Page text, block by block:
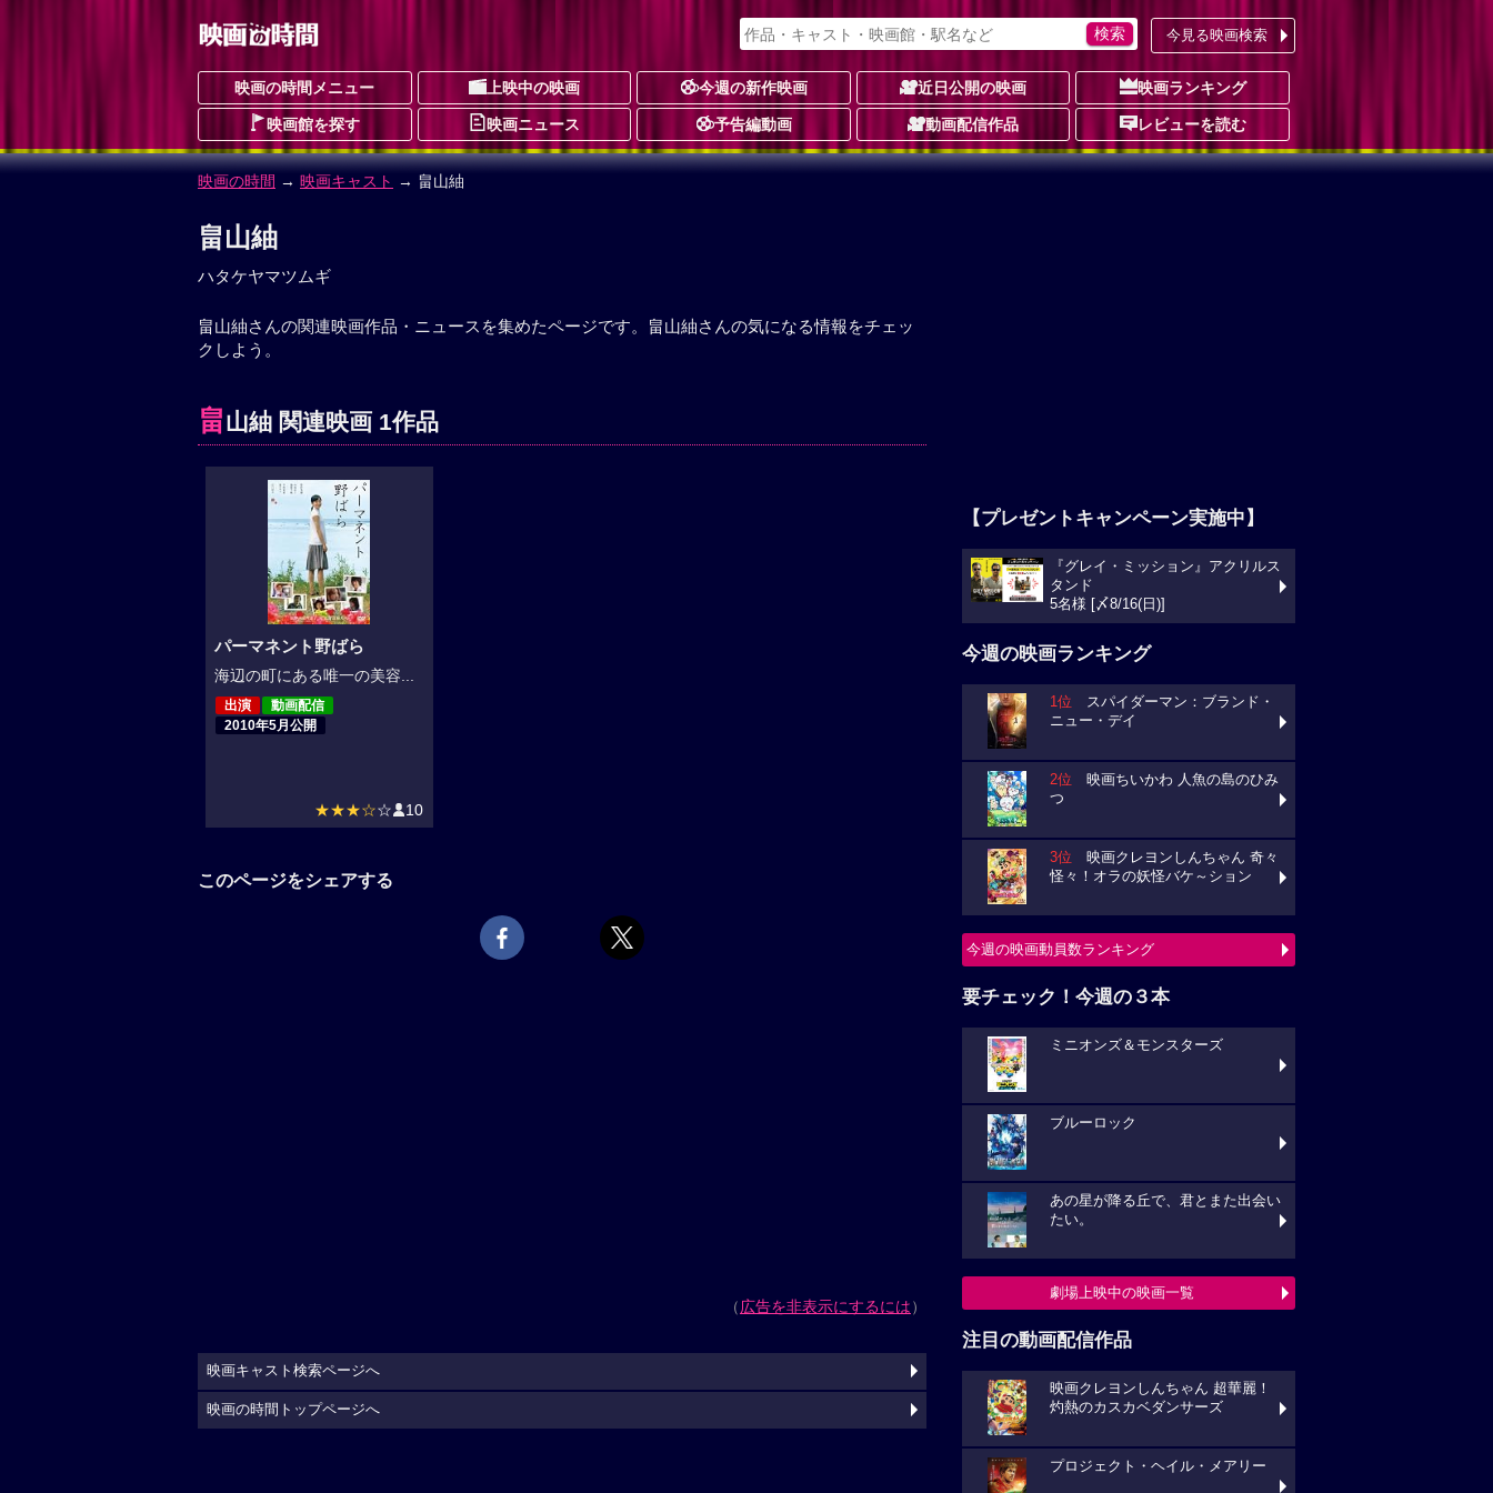
今見る映画検索
映画の時間メニュー 上映中の映画 今週の新作映画 近日公開の映画 映画ランキング
映画館を探す 映画ニュース 予告編動画 動画配信作品 レビューを読む
映画の時間 → 映画キャスト → 畠山紬
畠山紬
ハタケヤマツムギ
畠山紬さんの関連映画作品・ニュースを集めたページです。畠山紬さんの気になる情報をチェッ
クしよう。
畠山紬 関連映画 1作品
パーマネント野ばら
海辺の町にある唯一の美容...
出演
動画配信
2010年5月公開
★★★☆☆ 10
このページをシェアする
（広告を非表示にするには）
【プレゼントキャンペーン実施中】
『グレイ・ミッション』アクリルス
タンド
5名様 [〆8/16(日)]
今週の映画ランキング
1位 スパイダーマン：ブランド・
ニュー・デイ
2位 映画ちいかわ 人魚の島のひみ
つ
3位 映画クレヨンしんちゃん 奇々
怪々！オラの妖怪バケ～ション
今週の映画動員数ランキング
要チェック！今週の３本
ミニオンズ＆モンスターズ
ブルーロック
あの星が降る丘で、君とまた出会い
たい。
劇場上映中の映画一覧
注目の動画配信作品
映画クレヨンしんちゃん 超華麗！
灼熱のカスカベダンサーズ
プロジェクト・ヘイル・メアリー
映画キャスト検索ページへ
映画の時間トップページへ